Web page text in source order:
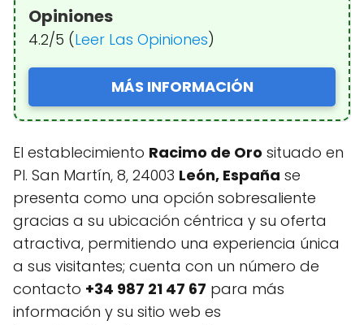
Opiniones
4.2/5 (Leer Las Opiniones)
MÁS INFORMACIÓN
El establecimiento Racimo de Oro situado en
Pl. San Martín, 8, 24003 León, España se
presenta como una opción sobresaliente
gracias a su ubicación céntrica y su oferta
atractiva, permitiendo una experiencia única
a sus visitantes; cuenta con un número de
contacto +34 987 21 47 67 para más
información y su sitio web es